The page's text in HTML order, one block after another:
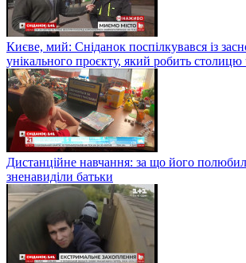
Києве, мий: Сніданок поспілкувався із
унікального проєкту, який робить
Дистанційне навчання: за що його
зненавиділи батьки